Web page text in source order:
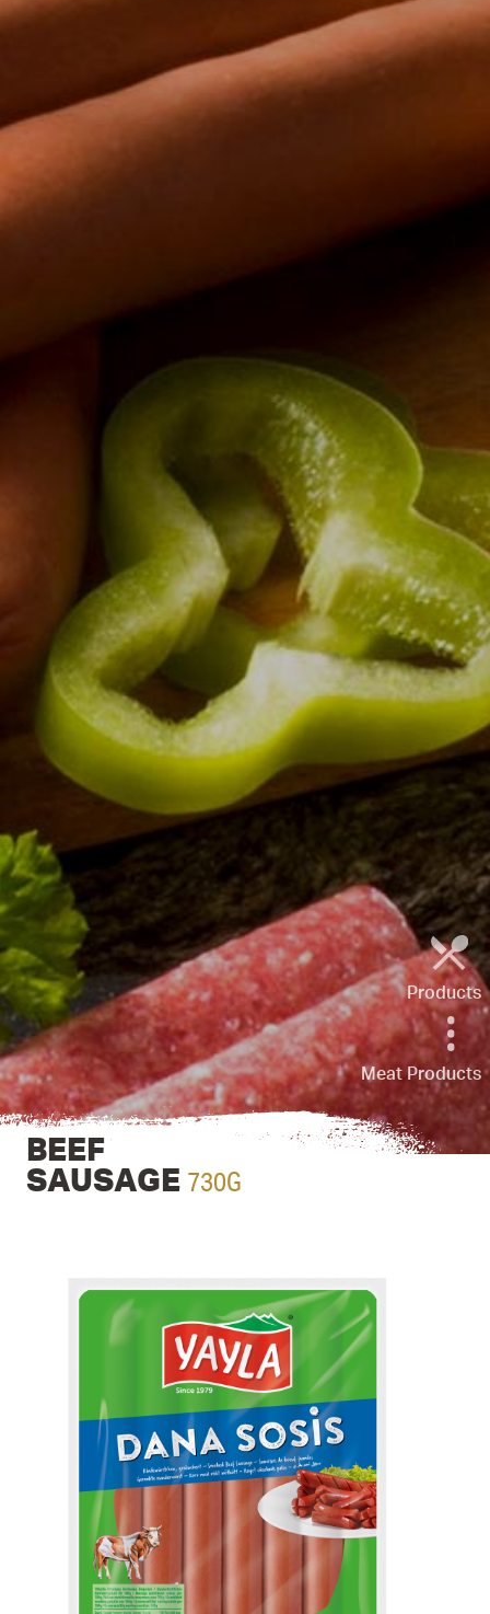
Products
Meat Products
BEEF
SAUSAGE 730G